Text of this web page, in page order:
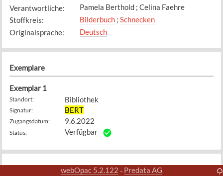
Verantwortliche:
Pamela Berthold ; Celina Faehre
Stoffkreis: Bilderbuch; Schnecken
Originalsprache: Deutsch
Exemplare
Exemplar 1
Standort: Bibliothek
Signatur: BERT
Zugangsdatum: 9.6.2022
Status: Verfügbar
Weitere DetailswebOpac 5.2.122 - Predata AG